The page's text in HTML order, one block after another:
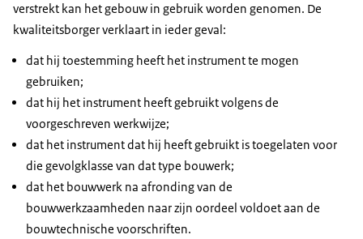
verstrekt kan het gebouw in gebruik worden genomen. De
kwaliteitsborger verklaart in ieder geval:
dat hij toestemming heeft het instrument te mogen
gebruiken;
dat hij het instrument heeft gebruikt volgens de
voorgeschreven werkwijze;
dat het instrument dat hij heeft gebruikt is toegelaten voor
die gevolgklasse van dat type bouwerk;
dat het bouwwerk na afronding van de
bouwwerkzaamheden naar zijn oordeel voldoet aan de
bouwtechnische voorschriften.